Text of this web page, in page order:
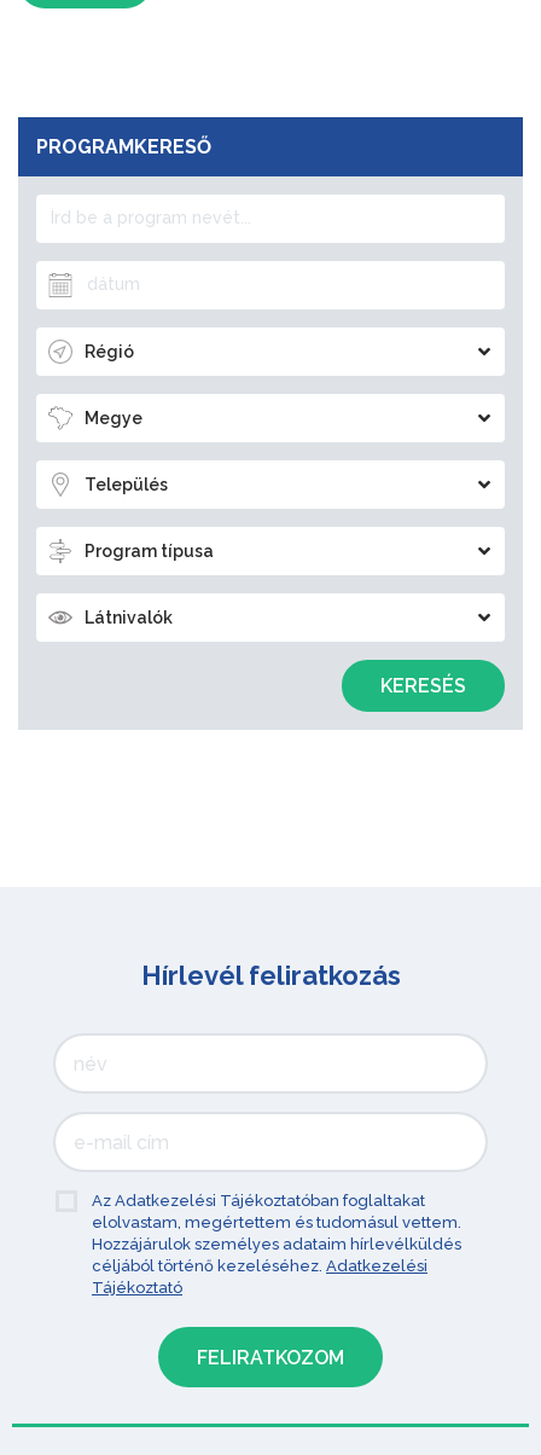
PROGRAMKERESŐ
Régió
Megye
Település
Program típusa
Látnivalók
KERESÉS
Hírlevél feliratkozás
Az Adatkezelési Tájékoztatóban foglaltakat
elolvastam, megértettem és tudomásul vettem.
Hozzájárulok személyes adataim hírlevélküldés
céljából történő kezeléséhez. Adatkezelési
Tájékoztató